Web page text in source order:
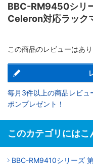
BBC-RM9450シリ
Celeron対応ラック
この商品のレビューはあ
毎月3件以上の商品レビ
ポンプレゼント！
このカテゴリにはこ
BBC-RM9410シリーズ